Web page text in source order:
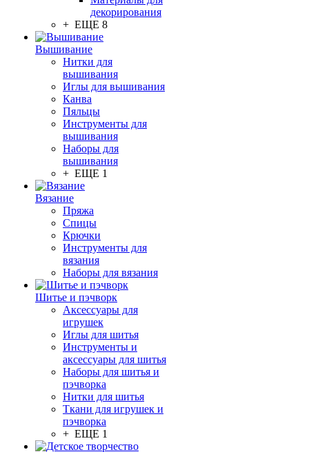
декорирования
+ ЕЩЕ 8
Вышивание
Нитки для
вышивания
Иглы для вышивания
Канва
Пяльцы
Инструменты для
вышивания
Наборы для
вышивания
+ ЕЩЕ 1
Вязание
Пряжа
Спицы
Крючки
Инструменты для
вязания
Наборы для вязания
Шитье и пэчворк
Аксессуары для
игрушек
Иглы для шитья
Инструменты и
аксессуары для шитья
Наборы для шитья и
пэчворка
Нитки для шитья
Ткани для игрушек и
пэчворка
+ ЕЩЕ 1